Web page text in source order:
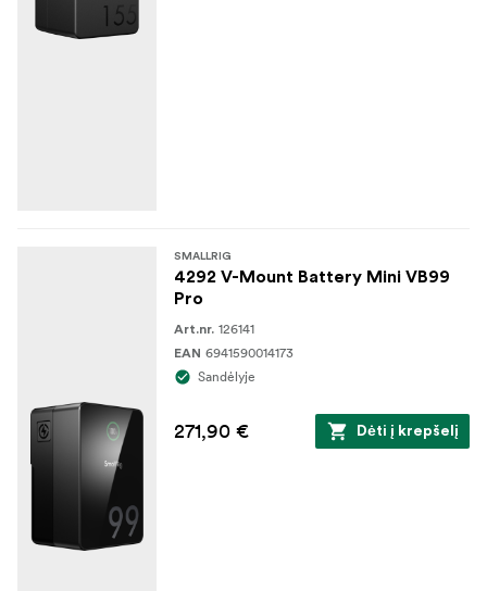
SMALLRIG
4292 V-Mount Battery Mini VB99
Pro
Art.nr. 126141
EAN 6941590014173
Sandėlyje
271,90 € Dėti į krepšelį